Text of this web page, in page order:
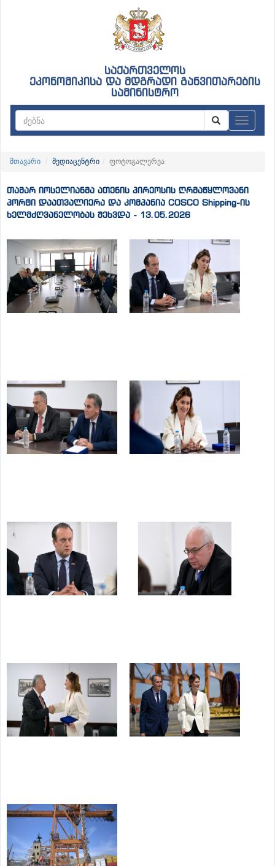
საქართველოს
ეკონომიკისა და მდგრადი განვითარების
სამინისტრო
მთავარი მედიაცენტრი ფოტოგალერეა
თამარ იოსელიანმა ათენის პირეოსის ღრმაწყლოვანი
პორტი დაათვალიერა და კომპანია COSCO Shipping-ის
ხელმძღვანელობას შეხვდა - 13.05.2026